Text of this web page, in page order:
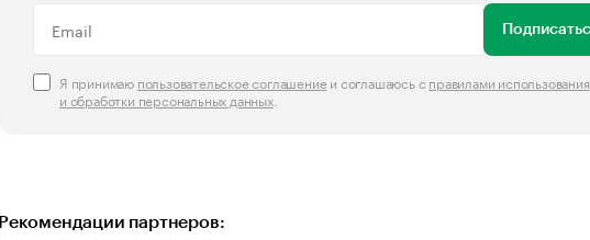
Я принимаю пользовательское соглашениеи соглашаюсь с правилами использования
и обработки персональных данных.
Рекомендации партнеров: